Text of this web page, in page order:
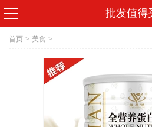
批发值得
首页 > 美食 >